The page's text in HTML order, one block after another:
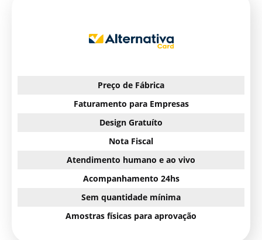
Preço de Fábrica
Faturamento para Empresas
Design Gratuíto
Nota Fiscal
Atendimento humano e ao vivo
Acompanhamento 24hs
Sem quantidade mínima
Amostras físicas para aprovação